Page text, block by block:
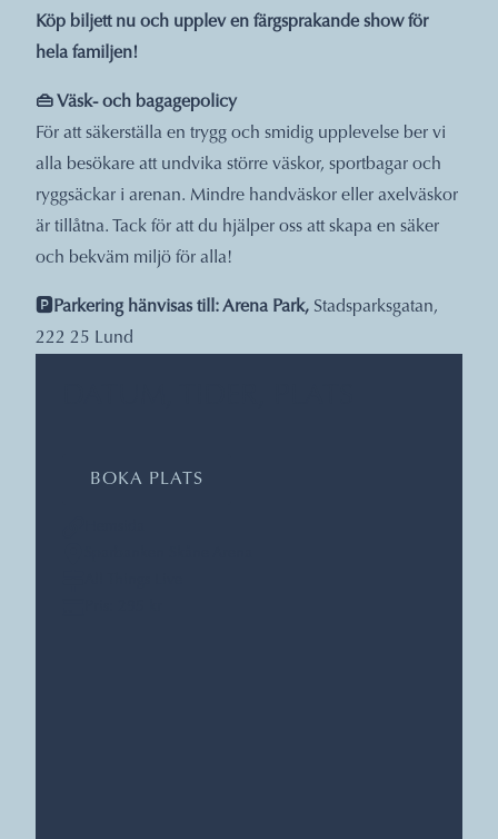
Köp biljett nu och upplev en färgsprakande show för
hela familjen!
👜 Väsk- och bagagepolicy
För att säkerställa en trygg och smidig upplevelse ber vi
alla besökare att undvika större väskor, sportbagar och
ryggsäckar i arenan. Mindre handväskor eller axelväskor
är tillåtna. Tack för att du hjälper oss att skapa en säker
och bekväm miljö för alla!
🅿️Parkering hänvisas till: Arena Park, Stadsparksgatan,
222 25 Lund
BOKA PLATS